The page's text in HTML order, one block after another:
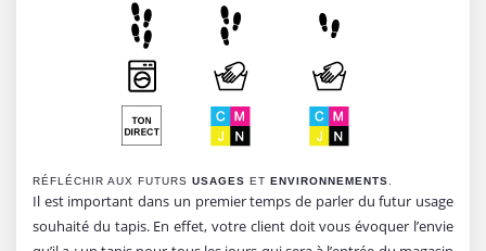
RÉFLÉCHIR AUX FUTURS USAGES ET ENVIRONNEMENTS
Il est important dans un premier temps de parler du futur usage
souhaité du tapis. En effet, votre client doit vous évoquer l’envie